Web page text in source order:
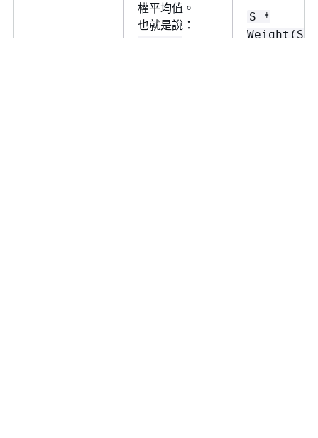
權平均值。
也就是說：
S *
Weight(S)